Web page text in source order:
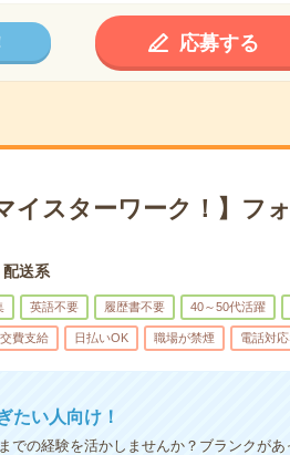
応募する
イスターワーク！】フ
送系
英語不要 履歴書不要 40～50代活躍
交費支給 日払いOK 職場が禁煙 電話対応
たい人向け！
の経験を活かしませんか？ブランクが